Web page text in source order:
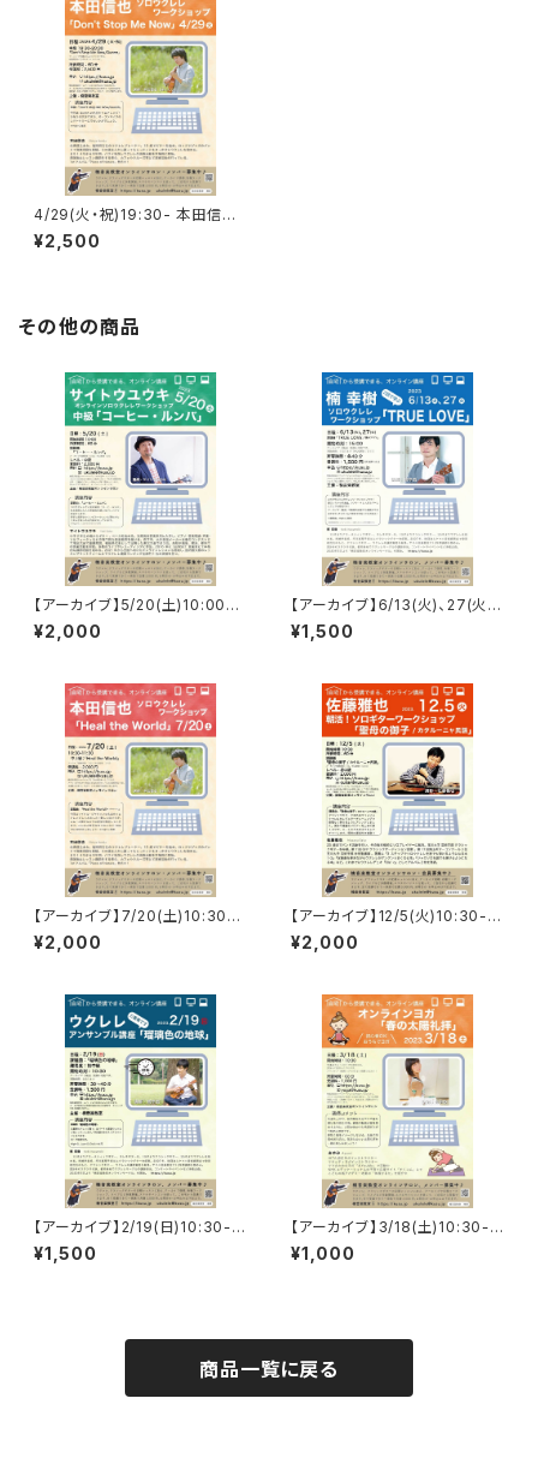
4/29(火・祝)19:30- 本田信也
ソロウクレレWS「Don't Stop
Me Now」
¥2,500
その他の商品
【アーカイブ】5/20(土)10:00-
サイトウユウキ ソロウクレレWS
「コーヒー・ルンバ」
¥2,000
【アーカイブ】6/13(火)、27(火)1
5:00- 楠幸樹ソロウクレレWS・
中級「TRUE LOVE」
¥1,500
【アーカイブ】7/20(土)10:30-
本田信也ソロウクレレWS「Hea
l the World」
¥2,000
【アーカイブ】12/5(火)10:30-
佐藤雅也 ソロギターWS・初中
級「聖母の御子」
¥2,000
【アーカイブ】2/19(日)10:30-
楠幸樹ウクレレアンサンブル講
座「瑠璃色の地球」（三重奏）・時
¥1,500
【アーカイブ】3/18(土)10:30-
「朝すっきり！快眠ヨガ」／あゆみ
¥1,000
商品一覧に戻る